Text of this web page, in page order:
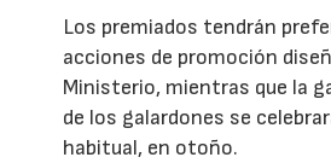
Los premiados tendrán
acciones de promoción
Ministerio, mientras que la
de los galardones se
habitual, en otoño.